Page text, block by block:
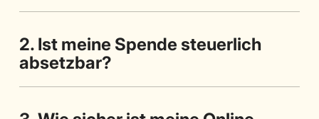
2. Ist meine Spende steuerlich
absetzbar?